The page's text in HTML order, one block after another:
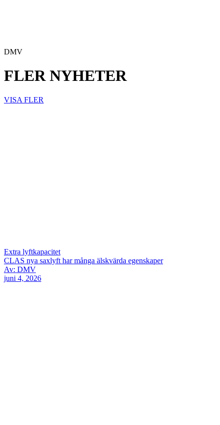
DMV
FLER NYHETER
VISA FLER
Extra lyftkapacitet
CLAS nya saxlyft har många älskvärda egenskaper
Av: DMV
juni 4, 2026